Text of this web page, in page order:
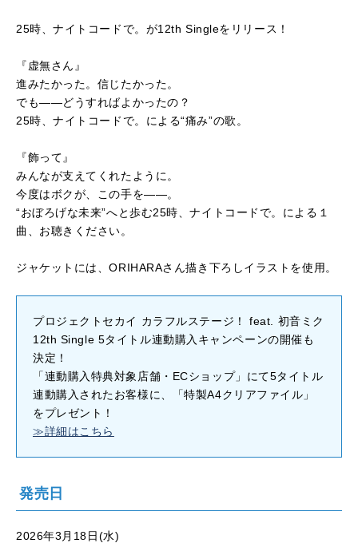
25時、ナイトコードで。が12th Singleをリリース！
『虚無さん』
進みたかった。信じたかった。
でも――どうすればよかったの？
25時、ナイトコードで。による“痛み”の歌。
『飾って』
みんなが支えてくれたように。
今度はボクが、この手を――。
“おぼろげな未来”へと歩む25時、ナイトコードで。による１
曲、お聴きください。
ジャケットには、ORIHARAさん描き下ろしイラストを使用。
プロジェクトセカイ カラフルステージ！ feat. 初音ミク
12th Single 5タイトル連動購入キャンペーンの開催も
決定！
「連動購入特典対象店舗・ECショップ」にて5タイトル
連動購入されたお客様に、「特製A4クリアファイル」
をプレゼント！
≫詳細はこちら
発売日
2026年3月18日(水)